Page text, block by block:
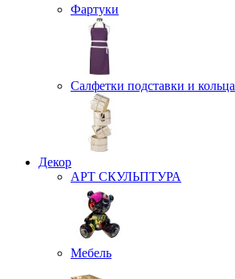
Фартуки
Салфетки подставки и кольца
Декор
АРТ СКУЛЬПТУРА
Мебель